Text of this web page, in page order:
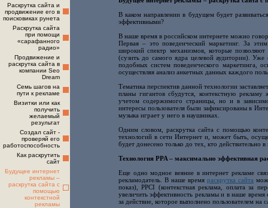
Раскрутка сайта и
продвижение его в
поисковиках рунета
Раскрутка сайта
при помощи
«сарафанного
радио»
Продвижение и
раскрутка сайта в
компании Seo
Dream
Семь шагов на
пути к рекламе
Визитки или как
получить
желаемый
результат
Создал сайт -
проверяй его
работоспособность
Как раскрутить
сайт
Будущее интернет
рекламы –
раскрутка сайта с
помощью
контекстной
рекламы
В каком направлении в будущем будет
эффективными?
В наше время в российском интернете можно
Первая – это поведенческий маркетинг. За
широкий спектр механизмов, которые позволяют
(сузить до самого ядра целевой аудитории).
подобных систем поведенческого маркетинга,
осуществляя анализ анкетных данных каждого
Тематика перспектив данной технологии
планы гигантов сбудутся, контекстную
учетом содержимого страницы, но и в
интересы пользователя были зафиксированы в
музыка играет у него в наушниках.
Одним словом, раскрутка сайта с помощью
технологий в сети Интернет и, может быть,
будет донесено только до тех, кто действительно
Технология PPA – максимально эффективная
Еще одно модное веяние в интернет рекламе
рекламодатель. В наше время раскрутка сайта
показ), PPCI (контекстная реклама, оплата за
увеличить эффективность рекламы и в наше
за действие, которое выполнено пользователем на